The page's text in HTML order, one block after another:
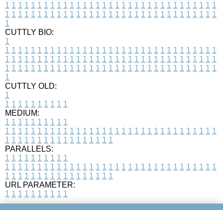
1 1 1 1 1 1 1 1 1 1 1 1 1 1 1 1 1 1 1 1 1 1 1 1 1 1 1 1 1 1 1 1 1
1 1 1 1 1 1 1 1 1 1 1 1 1 1 1 1 1 1 1 1 1 1 1 1 1 1 1 1 1 1 1 1 1
1
CUTTLY BIO:
1
1 1 1 1 1 1 1 1 1 1 1 1 1 1 1 1 1 1 1 1 1 1 1 1 1 1 1 1 1 1 1 1 1
1 1 1 1 1 1 1 1 1 1 1 1 1 1 1 1 1 1 1 1 1 1 1 1 1 1 1 1 1 1 1 1 1
1 1 1 1 1 1 1 1 1 1 1 1 1 1 1 1 1 1 1 1 1 1 1 1 1 1 1 1 1 1 1 1 1
1
CUTTLY OLD:
1
1 1 1 1 1 1 1 1 1 1
MEDIUM:
1 1 1 1 1 1 1 1 1 1
1 1 1 1 1 1 1 1 1 1 1 1 1 1 1 1 1 1 1 1 1 1 1 1 1 1 1 1 1 1 1 1 1
1 1 1 1 1 1 1 1 1 1 1 1 1 1 1 1 1
PARALLELS:
1 1 1 1 1 1 1 1 1 1
1 1 1 1 1 1 1 1 1 1 1 1 1 1 1 1 1 1 1 1 1 1 1 1 1 1 1 1 1 1 1 1 1
1 1 1 1 1 1 1 1 1 1 1 1 1 1 1 1 1
URL PARAMETER:
1 1 1 1 1 1 1 1 1 1